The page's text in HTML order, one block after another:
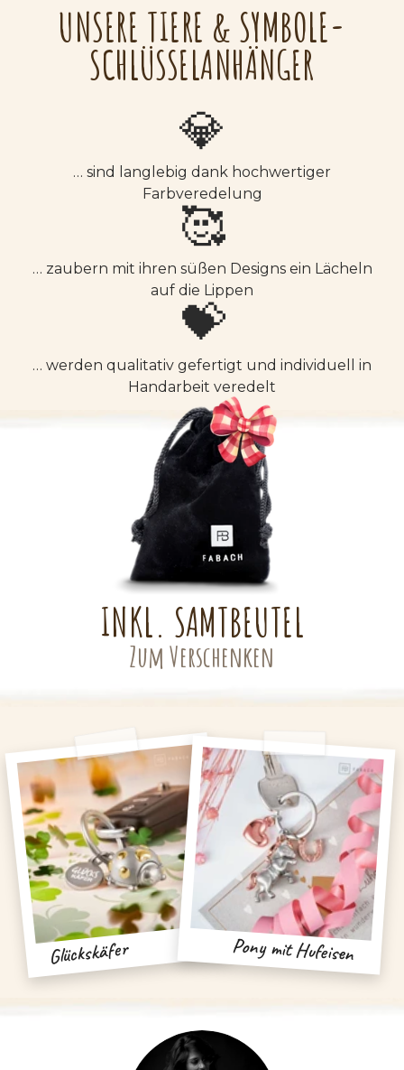
UNSERE TIERE & SYMBOLE-
SCHLÜSSELANHÄNGER
💎
… sind langlebig dank hochwertiger
Farbveredelung
🥰
… zaubern mit ihren süßen Designs ein Lächeln
auf die Lippen
💝
… werden qualitativ gefertigt und individuell in
Handarbeit veredelt
INKL. SAMTBEUTEL
Zum Verschenken
Glückskäfer Pony mit Hufeisen